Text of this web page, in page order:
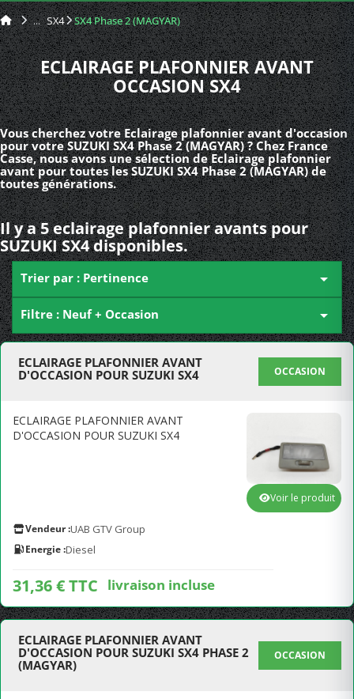
SX4 SX4 Phase 2 (MAGYAR)
ECLAIRAGE PLAFONNIER AVANT
OCCASION SX4
Vous cherchez votre Eclairage plafonnier avant d'occasion
pour votre SUZUKI SX4 Phase 2 (MAGYAR) ? Chez France
Casse, nous avons une sélection de Eclairage plafonnier
avant pour toutes les SUZUKI SX4 Phase 2 (MAGYAR) de
toutes générations.
Il y a 5 eclairage plafonnier avants pour
SUZUKI SX4 disponibles.
Trier par : Pertinence 
Filtre : Neuf + Occasion 
ECLAIRAGE PLAFONNIER AVANT
D'OCCASION POUR SUZUKI SX4
OCCASION
ECLAIRAGE PLAFONNIER AVANT
D'OCCASION POUR SUZUKI SX4
Vendeur :UAB GTV Group
Energie :Diesel
31,36 € TTC livraison incluse
Voir le produit
ECLAIRAGE PLAFONNIER AVANT
D'OCCASION POUR SUZUKI SX4 PHASE 2
(MAGYAR)
OCCASION